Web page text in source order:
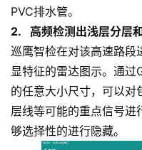
PVC排水管。
2. 高频检测出浅层分层
巡鹰智检在对该高速路段
显特征的雷达图示。通
的任意大小尺寸，可以对
层线等可能的重点信号进
够选择性的进行隐藏。